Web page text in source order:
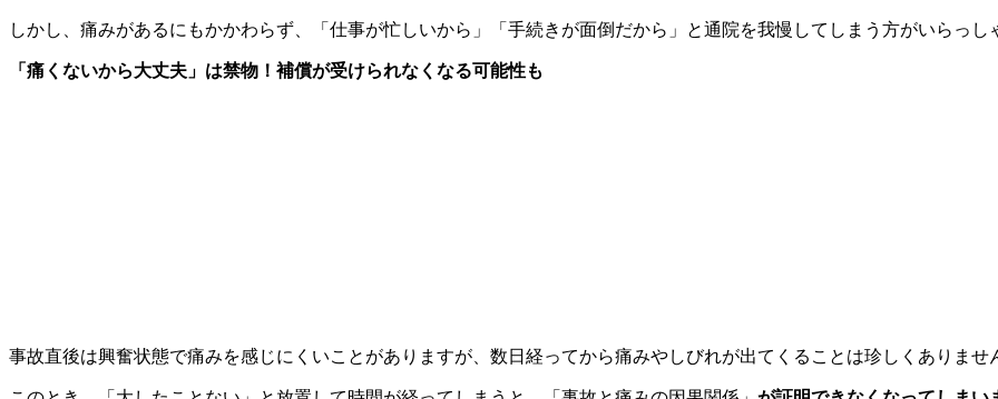
しかし、痛みがあるにもかかわらず、「仕事が忙しいから」「手続きが面倒だから」と通院を我慢してしまう方がいらっし
「痛くないから大丈夫」は禁物！補償が受けられなくなる可能性も
事故直後は興奮状態で痛みを感じにくいことがありますが、数日経ってから痛みやしびれが出てくることは珍しくありませ